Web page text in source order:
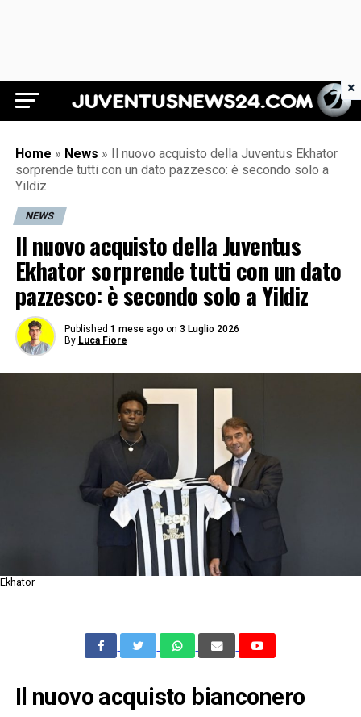
Juventus News 24
Home » News » Il nuovo acquisto della Juventus Ekhator
sorprende tutti con un dato pazzesco: è secondo solo a
Yildiz
NEWS
Il nuovo acquisto della Juventus
Ekhator sorprende tutti con un dato
pazzesco: è secondo solo a Yildiz
Published 1 mese ago on 3 Luglio 2026
By Luca Fiore
Ekhator
Il nuovo acquisto bianconero
×